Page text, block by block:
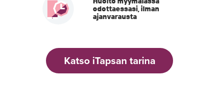
odottaessasi, ilman
ajanvarausta
Katso iTapsan tarina